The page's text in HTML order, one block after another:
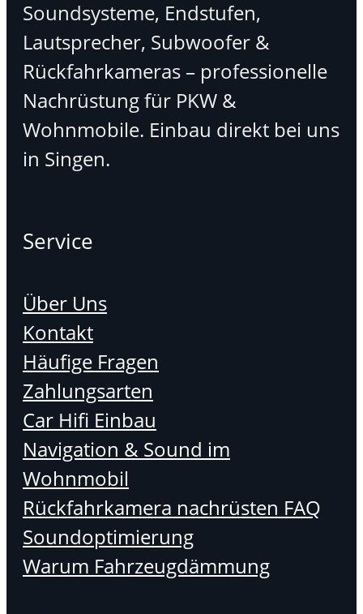
Soundsysteme, Endstufen,
Lautsprecher, Subwoofer &
Rückfahrkameras – professionelle
Nachrüstung für PKW &
Wohnmobile. Einbau direkt bei uns
in Singen.
Service
Über Uns
Kontakt
Häufige Fragen
Zahlungsarten
Car Hifi Einbau
Navigation & Sound im
Wohnmobil
Rückfahrkamera nachrüsten FAQ
Soundoptimierung
Warum Fahrzeugdämmung